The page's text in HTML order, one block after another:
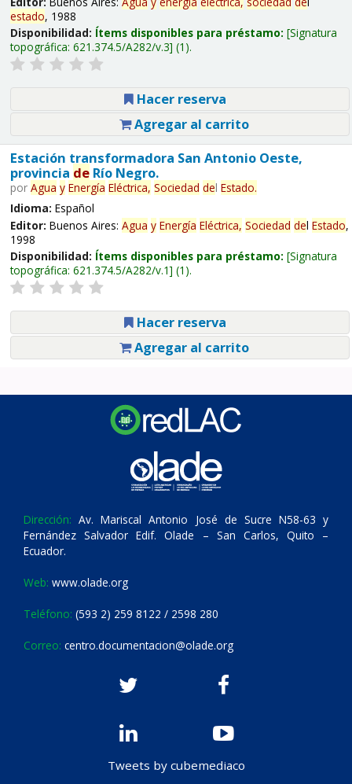
estado, 1988
Disponibilidad: Ítems disponibles para préstamo: Signatura
topográfica: 621.374.5/A282/v.3 (1).
Hacer reserva
Agregar al carrito
Estación transformadora San Antonio Oeste,
provincia deRío Negro.
por Agua y Energía Eléctrica, Sociedad del Estado.
Idioma: Español
Editor: Buenos Aires: Agua y Energía Eléctrica, Sociedad del Estado,
1998
Disponibilidad: Ítems disponibles para préstamo: Signatura
topográfica: 621.374.5/A282/v.1 (1).
Hacer reserva
Agregar al carrito
Dirección: Av. Mariscal Antonio José de Sucre N58-63 y
Fernández Salvador Edif. Olade – San Carlos, Quito –
Ecuador.
Web: www.olade.org
Teléfono: (593 2) 259 8122 / 2598 280
Correo: centro.documentacion@olade.org
Tweets by cubemediaco